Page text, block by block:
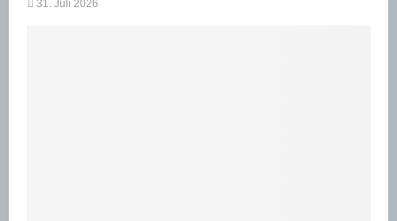
31. Juli 2026